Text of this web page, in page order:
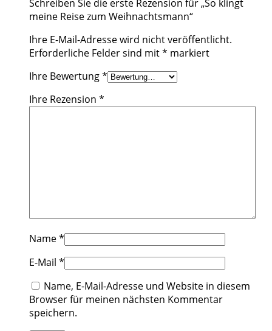
Schreiben Sie die erste Rezension für „So klingt
meine Reise zum Weihnachtsmann“
Ihre E-Mail-Adresse wird nicht veröffentlicht.
Erforderliche Felder sind mit* markiert
Ihre Bewertung*
Ihre Rezension *
Name*
E-Mail *
Name, E-Mail-Adresse und Website in diesem
Browser für meinen nächsten Kommentar
speichern.